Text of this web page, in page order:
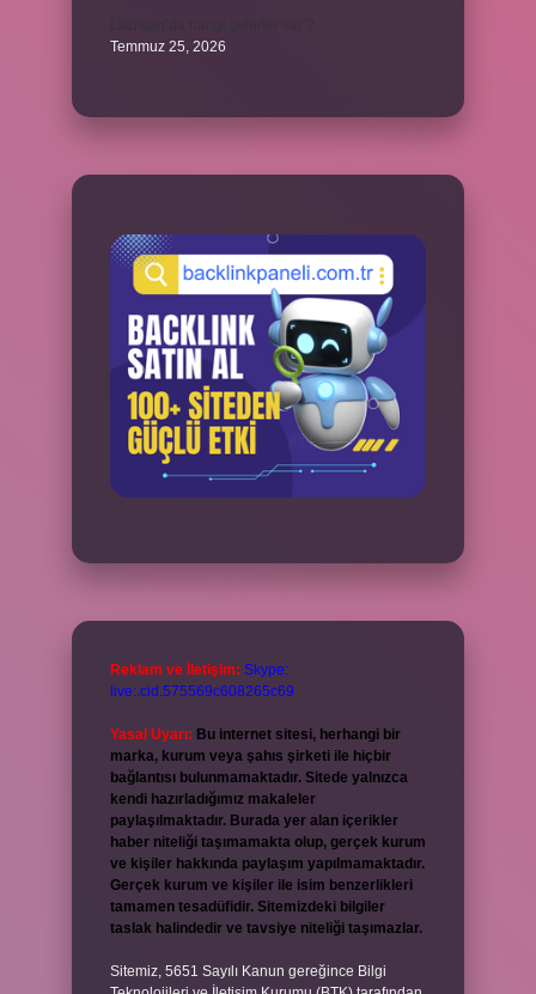
Temmuz 25, 2026
Reklam ve İletişim: Skype:
live:.cid.575569c608265c69
Yasal Uyarı: Bu internet sitesi, herhangi bir
marka, kurum veya şahıs şirketi ile hiçbir
bağlantısı bulunmamaktadır. Sitede yalnızca
kendi hazırladığımız makaleler
paylaşılmaktadır. Burada yer alan içerikler
haber niteliği taşımamakta olup, gerçek kurum
ve kişiler hakkında paylaşım yapılmamaktadır.
Gerçek kurum ve kişiler ile isim benzerlikleri
tamamen tesadüfidir. Sitemizdeki bilgiler
taslak halindedir ve tavsiye niteliği taşımazlar.
Sitemiz, 5651 Sayılı Kanun gereğince Bilgi